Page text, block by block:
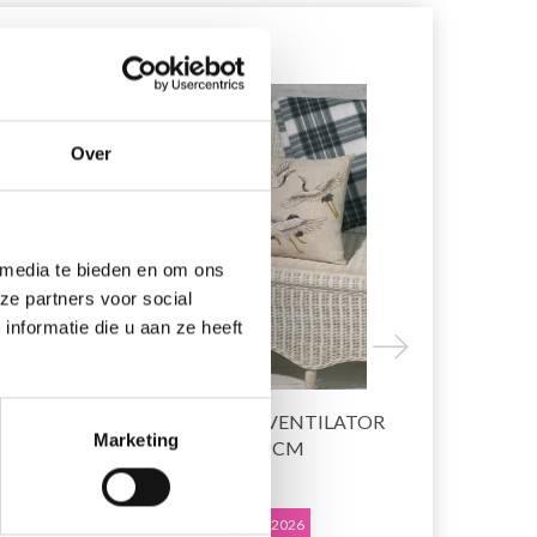
Over
te bieden en om ons
partners voor social
die u aan ze heeft
Marketing
BORDUURPAKKET VENTILATOR
IN KLEUREN 40 X 40 CM
EUR 33.50
Aanbieding verloopt 12/08/2026